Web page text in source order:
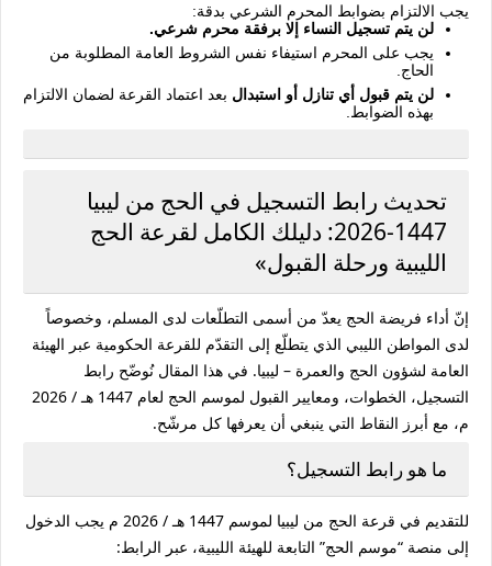
يجب الالتزام بضوابط المحرم الشرعي بدقة:
لن يتم تسجيل النساء إلا برفقة محرم شرعي.
يجب على المحرم استيفاء نفس الشروط العامة المطلوبة من
الحاج.
لن يتم قبول أي تنازل أو استبدال بعد اعتماد القرعة لضمان الالتزام
بهذه الضوابط.
تحديث رابط التسجيل في الحج من ليبيا
1447-2026: دليلك الكامل لقرعة الحج
الليبية ورحلة القبول»
إنّ أداء فريضة الحج يعدّ من أسمى التطلّعات لدى المسلم، وخصوصاً
لدى المواطن الليبي الذي يتطلّع إلى التقدّم للقرعة الحكومية عبر الهيئة
العامة لشؤون الحج والعمرة – ليبيا. في هذا المقال نُوضّح رابط
التسجيل، الخطوات، ومعايير القبول
لموسم الحج لعام 1447 هـ / 2026
م، مع أبرز النقاط التي ينبغي أن يعرفها كل مرشّح.
ما هو رابط التسجيل؟
للتقديم في قرعة الحج من ليبيا لموسم 1447 هـ / 2026 م يجب الدخول
إلى منصة “موسم الحج” التابعة للهيئة الليبية، عبر الرابط: